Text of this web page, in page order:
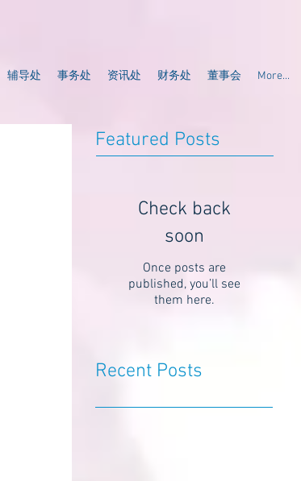
辅导处 事务处 资讯处 财务处 董事会 More...
Featured Posts
Check back
soon
Once posts are
published, you’ll see
them here.
Recent Posts